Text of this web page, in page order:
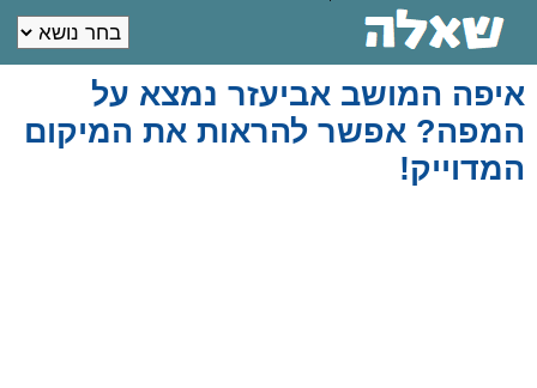
איפה המושב אביעזר נמצא על
המפה? אפשר להראות את המיקום
המדוייק!